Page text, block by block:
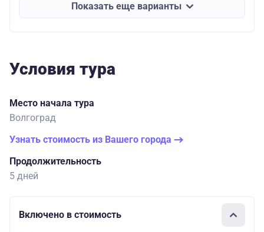
Показать еще варианты
Условия тура
Место начала тура
Волгоград
Узнать стоимость из Вашего города
Продолжительность
5 дней
Включено в стоимость